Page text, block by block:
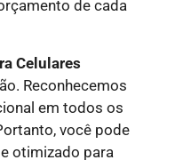
de cada
Celulares
Reconhecemos
em todos os
você pode
otimizado para